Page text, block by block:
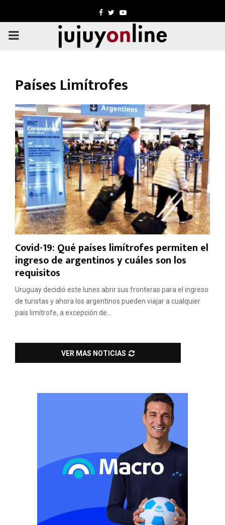
Facebook
TwitterYoutube
PRIMARY
Países Limítrofes
Covid-19: Qué países limítrofes permiten el
ingreso de argentinos y cuáles son los
requisitos
Uruguay decidió este lunes abrir sus fronteras para el ingreso
de turistas y ahora los argentinos pueden viajar a cualquier
país limítrofe, a excepción de...
VER MAS NOTICIAS